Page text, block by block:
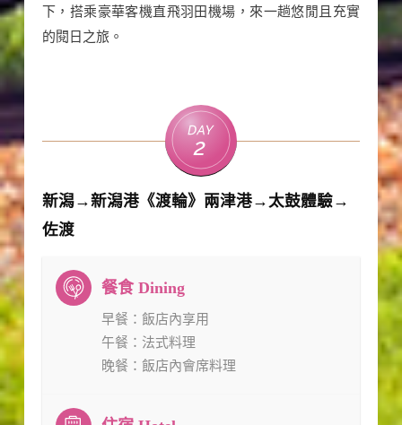
下，搭乘豪華客機直飛羽田機場，來一趟悠閒且充實
的閱日之旅。
Day
2
新潟→新潟港《渡輪》兩津港→太鼓體驗→
佐渡
早餐 ：飯店內享用
午餐 ：法式料理
晚餐 ：飯店內會席料理